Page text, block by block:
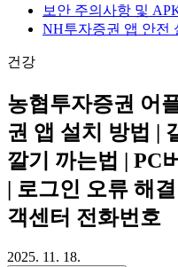
보안 주의사항 및
NH투자증권 앱 안전
건강
농협투자증권 어
권 앱 설치 방법 |
깔기 까는법 | PC
| 로그인 오류 해
객센터 전화번호
2025. 11. 18.